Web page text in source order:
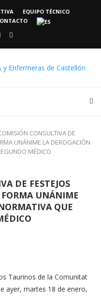
EQUIPO TÉCNICO
CONSULTIVA DE
UNÁNIME LA DEROGACIÓN
MÉDICO
DE FESTEJOS
UNÁNIME
QUE
Taurinos de la Comunitat
ayer, martes 18 de enero,